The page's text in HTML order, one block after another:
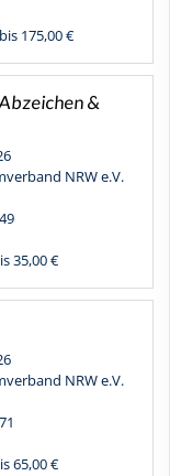
175,00 €
&
NRW e.V.
35,00 €
NRW e.V.
65,00 €